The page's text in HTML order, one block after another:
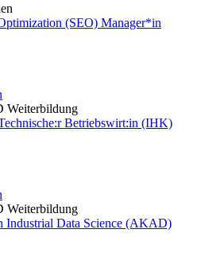
(SEO) Manager*in
Betriebswirt:in (IHK)
Data Science (AKAD)